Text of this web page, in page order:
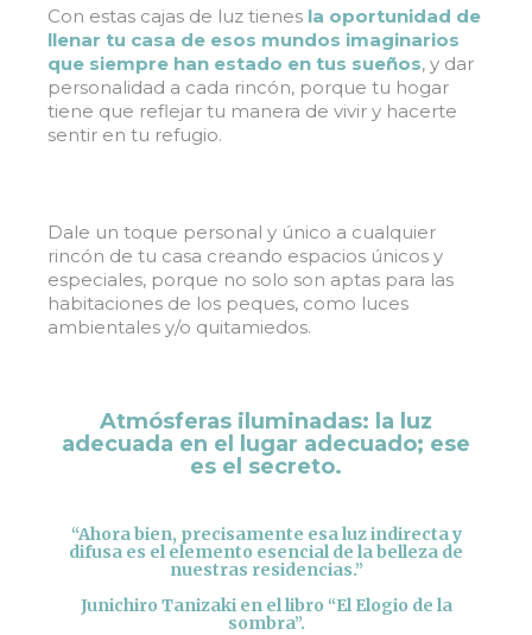
Con estas cajas de luz tienes la oportunidad de
llenar tu casa de esos mundos imaginarios
que siempre han estado en tus sueños, y dar
personalidad a cada rincón, porque tu hogar
tiene que reflejar tu manera de vivir y hacerte
sentir en tu refugio.
Dale un toque personal y único a cualquier
rincón de tu casa creando espacios únicos y
especiales, porque no solo son aptas para las
habitaciones de los peques, como luces
ambientales y/o quitamiedos.
Atmósferas iluminadas: la luz
adecuada en el lugar adecuado; ese
es el secreto.
“Ahora bien, precisamente esa luz indirecta y
difusa es el elemento esencial de la belleza de
nuestras residencias.”
Junichiro Tanizaki en el libro “El Elogio de la
sombra”.